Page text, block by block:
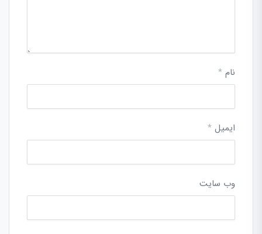
نام *
ایمیل *
وب‌ سایت